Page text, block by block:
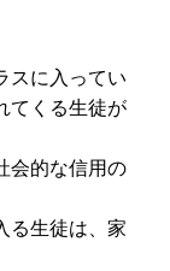
スに入ってい
てくる生徒が
会的な信用の
る生徒は、家